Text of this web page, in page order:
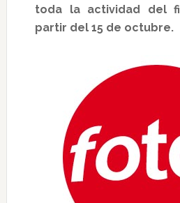
toda la actividad del
partir del 15 de octubre.